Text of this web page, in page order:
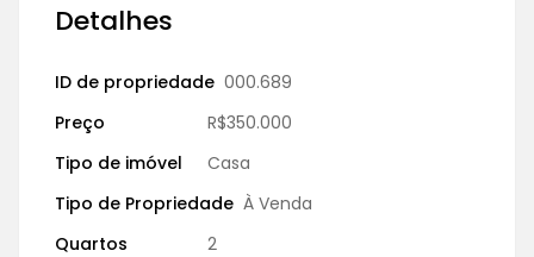
Detalhes
ID de propriedade 000.689
Preço
R$350.000
Tipo de imóvel
Casa
Tipo de Propriedade À Venda
Quartos
2